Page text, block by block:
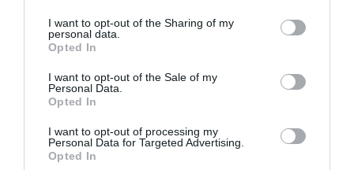
I want to opt-out of the Sharing of my
personal data.
Opted In
I want to opt-out of the Sale of my
Personal Data.
Opted In
I want to opt-out of processing my
Personal Data for Targeted Advertising.
Opted In
Για την ιστορία, η πρώτη γυναίκα που κατάφερε
να κερδίσει βραβείο στην κατηγορία καλύτερης
για την ταινία “Yentl”.